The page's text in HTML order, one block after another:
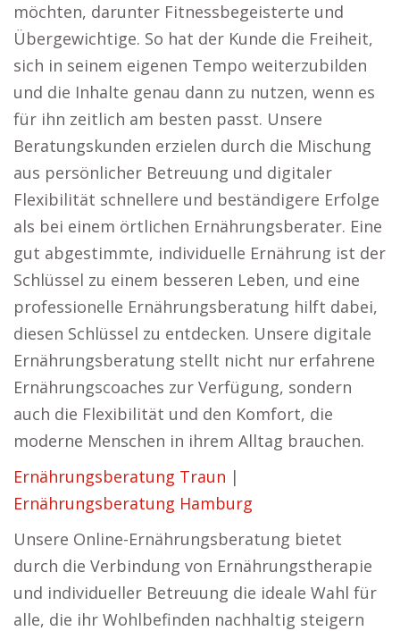
möchten, darunter Fitnessbegeisterte und
Übergewichtige. So hat der Kunde die Freiheit,
sich in seinem eigenen Tempo weiterzubilden
und die Inhalte genau dann zu nutzen, wenn es
für ihn zeitlich am besten passt. Unsere
Beratungskunden erzielen durch die Mischung
aus persönlicher Betreuung und digitaler
Flexibilität schnellere und beständigere Erfolge
als bei einem örtlichen Ernährungsberater. Eine
gut abgestimmte, individuelle Ernährung ist der
Schlüssel zu einem besseren Leben, und eine
professionelle Ernährungsberatung hilft dabei,
diesen Schlüssel zu entdecken. Unsere digitale
Ernährungsberatung stellt nicht nur erfahrene
Ernährungscoaches zur Verfügung, sondern
auch die Flexibilität und den Komfort, die
moderne Menschen in ihrem Alltag brauchen.
Ernährungsberatung Traun |
Ernährungsberatung Hamburg
Unsere Online-Ernährungsberatung bietet
durch die Verbindung von Ernährungstherapie
und individueller Betreuung die ideale Wahl für
alle, die ihr Wohlbefinden nachhaltig steigern